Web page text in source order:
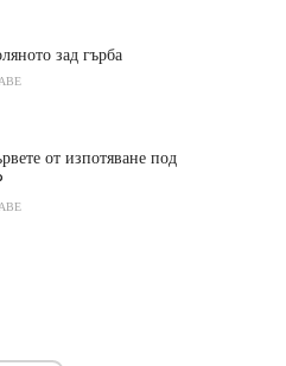
зад гърба
от изпотяване под